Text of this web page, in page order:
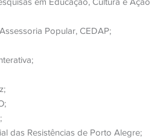
Popular, CEDAP;
das Resistências de Porto Alegre;